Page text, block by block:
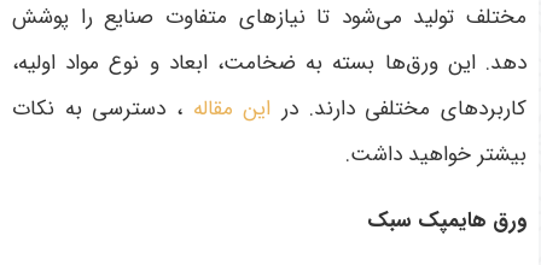
مختلف تولید می‌شود تا نیازهای متفاوت صنایع را پوشش
دهد. این ورق‌ها بسته به ضخامت، ابعاد و نوع مواد اولیه،
کاربردهای مختلفی دارند. در این مقاله ، دسترسی به نکات
بیشتر خواهید داشت.
ورق هایمپک سبک